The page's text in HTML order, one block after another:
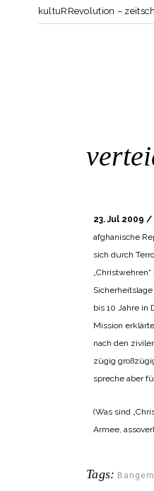
kultuRRevolution –
23. Jul 2009 /
afghanische
sich durch
bis 10 Jahre in
Mission
nach den
zügig
spreche aber
(Was sind
Armee,
Tags: